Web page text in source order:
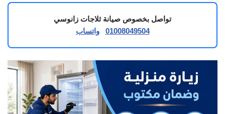
تواصل بخصوص صيانة ثلاجات زانوسي
01008049504
واتساب